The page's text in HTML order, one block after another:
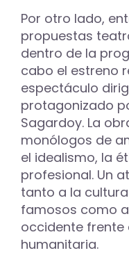
Por otro lado,
propuestas
dentro de la
cabo el estreno
espectáculo
protagonizado
Sagardoy. La
monólogos de
el idealismo, la
profesional. Un
tanto a la
famosos como
occidente frente
humanitaria.